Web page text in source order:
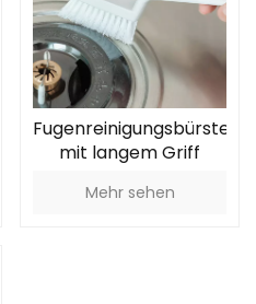
Fugenreinigungsbürste
mit langem Griff
Mehr sehen